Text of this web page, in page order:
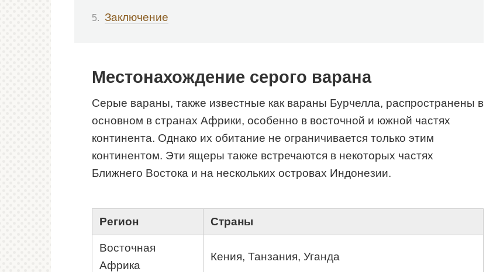
Заключение
Местонахождение серого варана
Серые вараны, также известные как вараны Бурчелла, распространены в
основном в странах Африки, особенно в восточной и южной частях
континента. Однако их обитание не ограничивается только этим
континентом. Эти ящеры также встречаются в некоторых частях
Ближнего Востока и на нескольких островах Индонезии.
Регион Страны
Восточная
Африка
Кения, Танзания, Уганда